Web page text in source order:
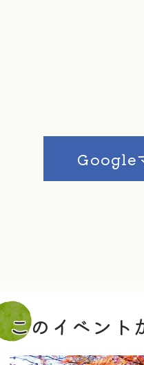
Google
このイベント